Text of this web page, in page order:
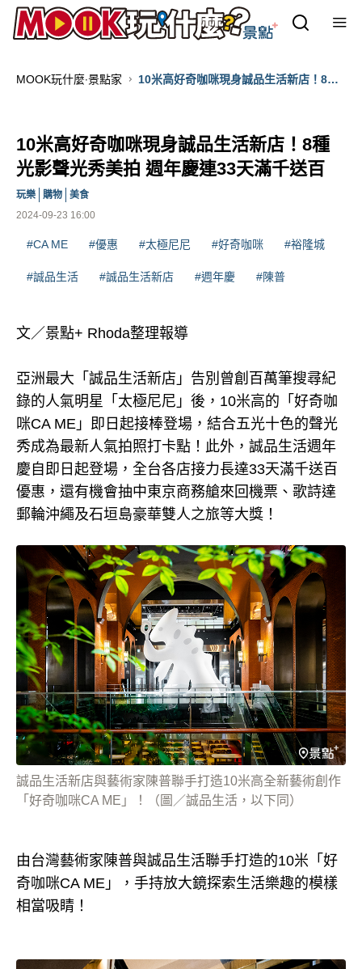
MOOK玩什麼‧景點家
10米高好奇咖咪現身誠品生活新店！8種
10米高好奇咖咪現身誠品生活新店！8種
光影聲光秀美拍 週年慶連33天滿千送百
2024-09-23 16:00
玩樂 購物 美食
#CA ME #優惠 #太極尼尼 #好奇咖咪 #裕隆城
#誠品生活 #誠品生活新店 #週年慶 #陳普
文／景點+ Rhoda整理報導
亞洲最大「誠品生活新店」告別曾創百萬筆搜尋紀
錄的人氣明星「太極尼尼」後，10米高的「好奇咖
咪CA ME」即日起接棒登場，結合五光十色的聲光
秀成為最新人氣拍照打卡點！此外，誠品生活週年
慶自即日起登場，全台各店接力長達33天滿千送百
優惠，還有機會抽中東京商務艙來回機票、歌詩達
郵輪沖繩及石垣島豪華雙人之旅等大獎！
誠品生活新店與藝術家陳普聯手打造10米高全新藝術創作
「好奇咖咪CA ME」！（圖／誠品生活，以下同）
由台灣藝術家陳普與誠品生活聯手打造的10米「好
奇咖咪CA ME」，手持放大鏡探索生活樂趣的模樣
相當吸睛！